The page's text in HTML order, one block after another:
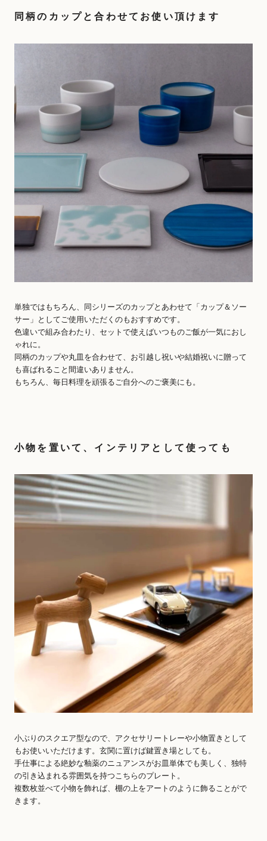
同柄のカップと合わせてお使い頂けます
単独ではもちろん、同シリーズのカップとあわせて「カップ＆ソー
サー」としてご使用いただくのもおすすめです。
色違いで組み合わたり、セットで使えばいつものご飯が一気におし
ゃれに。
同柄のカップや丸皿を合わせて、お引越し祝いや結婚祝いに贈って
も喜ばれること間違いありません。
もちろん、毎日料理を頑張るご自分へのご褒美にも。
小物を置いて、インテリアとして使っても
小ぶりのスクエア型なので、アクセサリートレーや小物置きとして
もお使いいただけます。玄関に置けば鍵置き場としても。
手仕事による絶妙な釉薬のニュアンスがお皿単体でも美しく、独特
の引き込まれる雰囲気を持つこちらのプレート。
複数枚並べて小物を飾れば、棚の上をアートのように飾ることがで
きます。